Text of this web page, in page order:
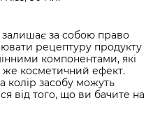
за собою право
рецептуру продукту
компонентами, які
же косметичний ефект.
колір засобу можуть
від того, що ви бачите на